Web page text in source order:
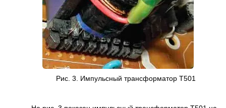
Рис. 3. Импульсный трансформатор T501